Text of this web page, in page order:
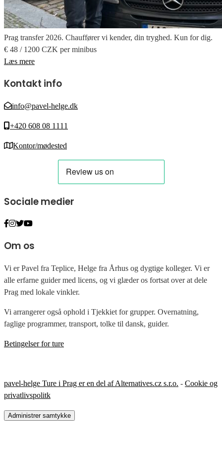
Prag transfer 2026. Chauffører vi kender, din tryghed. Kun for dig.
€ 48 / 1200 CZK per minibus
Læs mere
Kontakt info
info@pavel-helge.dk
+420 608 08 1111
Kontor/mødested
Sociale medier
Om os
Vi er Pavel fra Teplice, Helge fra Århus og dygtige kolleger. Vi er
alle erfarne guider med licens, og vi glæder os fortsat over at dele
Prag med lokale vinkler.
Vi arrangerer også ophold i Tjekkiet for grupper. Overnatning,
faglige programmer, transport, tolke til dansk, guider.
Betingelser for ture
pavel-helge Ture i Prag er en del af Alternatives.cz s.r.o. - Cookie og
privatlivspolitk
Administrer samtykke